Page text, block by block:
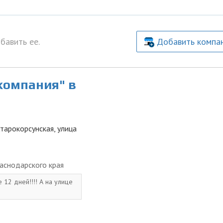
ее. Добавить
в
улица
края
12 дней!!!! А на улице